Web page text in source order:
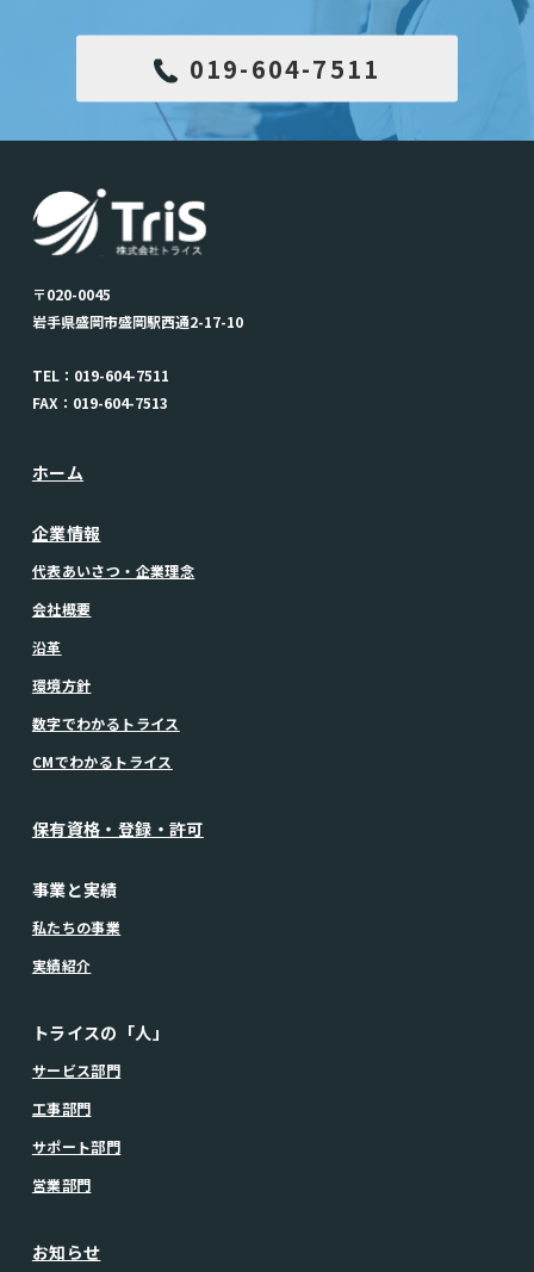
019-604-7511
〒020-0045
岩手県盛岡市盛岡駅西通2-17-10
TEL：019-604-7511
FAX：019-604-7513
ホーム
企業情報
代表あいさつ・企業理念
会社概要
沿革
環境方針
数字でわかるトライス
CMでわかるトライス
保有資格・登録・許可
事業と実績
私たちの事業
実績紹介
トライスの「人」
サービス部門
工事部門
サポート部門
営業部門
お知らせ